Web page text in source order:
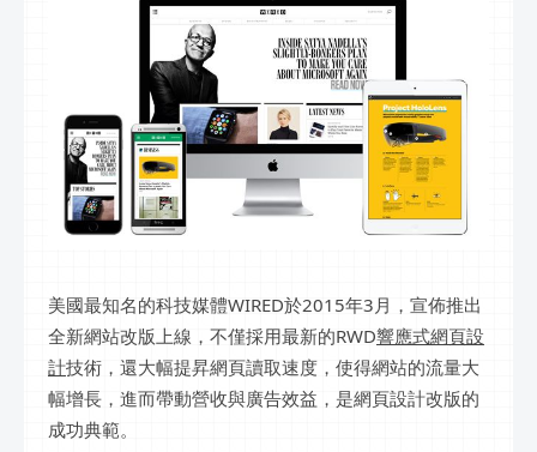
美國最知名的科技媒體WIRED於2015年3月，宣佈推出
全新網站改版上線，不僅採用最新的RWD響應式網頁設
計技術，還大幅提昇網頁讀取速度，使得網站的流量大
幅增長，進而帶動營收與廣告效益，是網頁設計改版的
成功典範。